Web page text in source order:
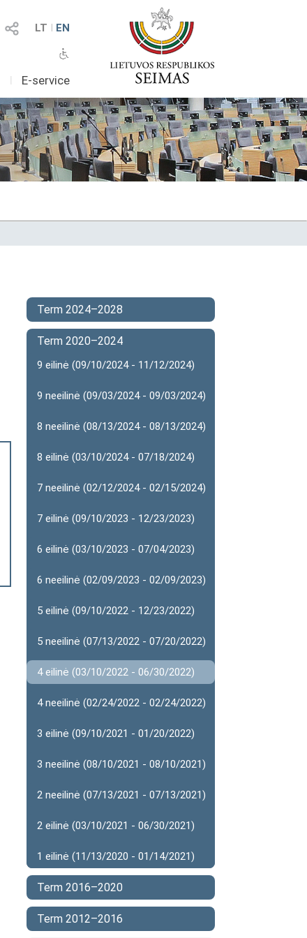
LT I EN
I E-service
Term 2024–2028
Term 2020–2024
9 eilinė (09/10/2024 - 11/12/2024)
9 neeilinė (09/03/2024 - 09/03/2024)
8 neeilinė (08/13/2024 - 08/13/2024)
8 eilinė (03/10/2024 - 07/18/2024)
7 neeilinė (02/12/2024 - 02/15/2024)
7 eilinė (09/10/2023 - 12/23/2023)
6 eilinė (03/10/2023 - 07/04/2023)
6 neeilinė (02/09/2023 - 02/09/2023)
5 eilinė (09/10/2022 - 12/23/2022)
5 neeilinė (07/13/2022 - 07/20/2022)
4 eilinė (03/10/2022 - 06/30/2022)
4 neeilinė (02/24/2022 - 02/24/2022)
3 eilinė (09/10/2021 - 01/20/2022)
3 neeilinė (08/10/2021 - 08/10/2021)
2 neeilinė (07/13/2021 - 07/13/2021)
2 eilinė (03/10/2021 - 06/30/2021)
1 eilinė (11/13/2020 - 01/14/2021)
Term 2016–2020
Term 2012–2016